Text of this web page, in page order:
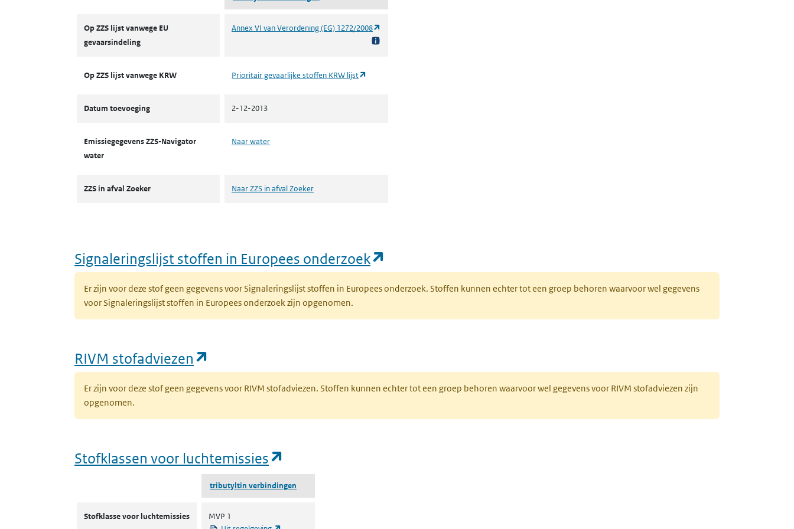
Op ZZS lijst vanwege EU
gevaarsindeling
Annex VI van Verordening (EG) 1272/2008
Op ZZS lijst vanwege KRW Prioritair gevaarlijke stoffen KRW lijst
Datum toevoeging 2-12-2013
Emissiegegevens ZZS-Navigator
water
Naar water
ZZS in afval Zoeker Naar ZZS in afval Zoeker
Signaleringslijst stoffen in Europees onderzoek
Er zijn voor deze stof geen gegevens voor Signaleringslijst stoffen in Europees onderzoek. Stoffen kunnen echter tot een groep behoren waarvoor wel gegevens
voor Signaleringslijst stoffen in Europees onderzoek zijn opgenomen.
RIVM stofadviezen
Er zijn voor deze stof geen gegevens voor RIVM stofadviezen. Stoffen kunnen echter tot een groep behoren waarvoor wel gegevens voor RIVM stofadviezen zijn
opgenomen.
Stofklassen voor luchtemissies
tributyltin verbindingen
Stofklasse voor luchtemissies
MVP 1